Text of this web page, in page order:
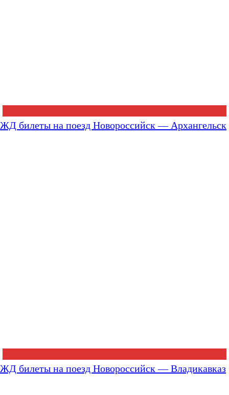
ЖД билеты на поезд Новороссийск — Архангельск
ЖД билеты на поезд Новороссийск — Владикавказ